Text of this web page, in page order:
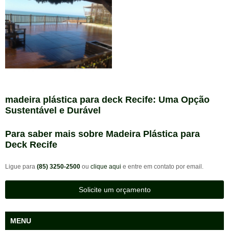
madeira plástica para deck Recife: Uma Opção
Sustentável e Durável
Para saber mais sobre Madeira Plástica para
Deck Recife
Ligue para (85) 3250-2500 ou clique aqui e entre em contato por email.
Solicite um orçamento
MENU